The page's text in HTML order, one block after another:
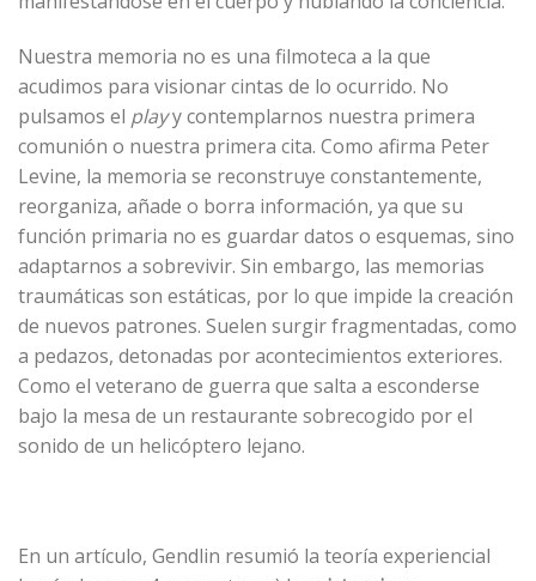
Nuestra memoria no es una filmoteca a la que
acudimos para visionar cintas de lo ocurrido. No
pulsamos el playy contemplarnos nuestra primera
comunión o nuestra primera cita. Como afirma Peter
Levine, la memoria se reconstruye constantemente,
reorganiza, añade o borra información, ya que su
función primaria no es guardar datos o esquemas, sino
adaptarnos a sobrevivir. Sin embargo, las memorias
traumáticas son estáticas, por lo que impide la creación
de nuevos patrones. Suelen surgir fragmentadas, como
a pedazos, detonadas por acontecimientos exteriores.
Como el veterano de guerra que salta a esconderse
bajo la mesa de un restaurante sobrecogido por el
sonido de un helicóptero lejano.
En un artículo, Gendlin resumió la teoría experiencial